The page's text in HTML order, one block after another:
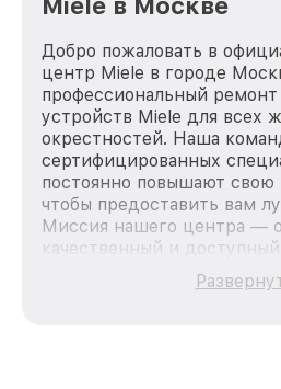
Miele в Москве
Добро пожаловать в
центр Miele в городе
профессиональный
устройств Miele для всех
окрестностей. Наша
сертифицированных
постоянно повышают
чтобы предоставить вам
Миссия нашего центра —
качественный и
каждого пользователя
зависимости от